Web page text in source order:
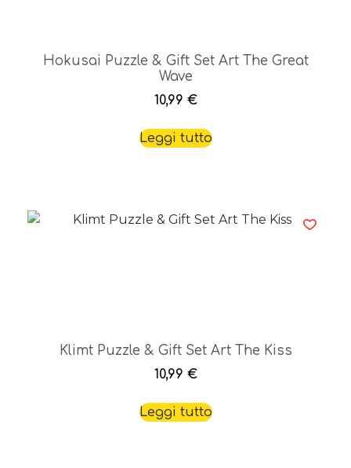
Hokusai Puzzle & Gift Set Art The Great
Wave
10,99 €
Leggi tutto
Klimt Puzzle & Gift Set Art The Kiss
10,99 €
Leggi tutto